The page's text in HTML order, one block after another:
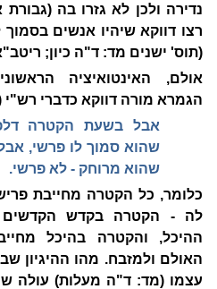
נדירה ולכן לא גזרו בה
רצו דווקא שיהיו אנשים בסמוך
(תוס' ישנים מד: ד"ה כיון;
אולם, האינטואיציה
הגמרא מורה דווקא כדברי
אבל בשעת הקטרה
שהוא סמוך לו פרשי,
שהוא מרוחק - לא פרשי.
כלומר, כל הקטרה מחייבת
לה - הקטרה בקדש הקדשים
ההיכל, והקטרה בהיכל
האולם ולמזבח. מהו ההיגיון
עצמו (מד: ד"ה מעלות) עולה